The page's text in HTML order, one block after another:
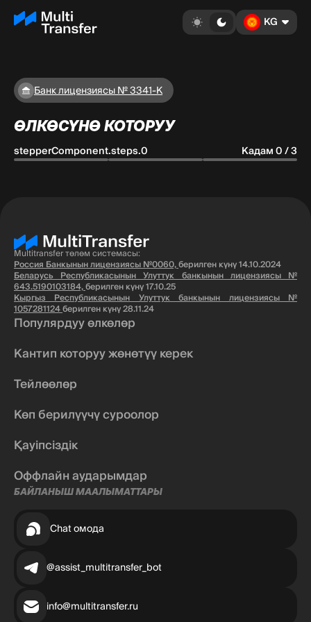
KG
Банк лицензиясы № 3341-К
ӨЛКӨСҮНӨ КОТОРУУ
stepperComponent.steps.0 Кадам 0 / 3
Multitransfer төлөм системасы:
Россия Банкынын лицензиясы №0060,берилген күнү 14.10.2024
Беларусь Республикасынын Улуттук банкынын лицензиясы №
643.5190103184,берилген күнү 17.10.25
Кыргыз Республикасынын Улуттук банкынын лицензиясы №
1057281124берилген күнү 28.11.24
Популярдуу өлкөлөр
Кантип которуу жөнөтүү керек
Тейлөөлөр
Көп берилүүчү суроолор
Қауіпсіздік
Оффлайн аударымдар
БАЙЛАНЫШ МААЛЫМАТТАРЫ
Chat омода
@assist_multitransfer_bot
info@multitransfer.ru